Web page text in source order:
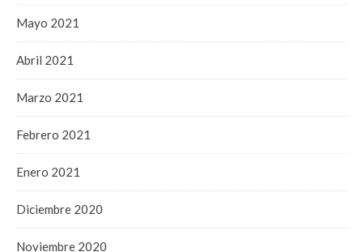
Mayo 2021
Abril 2021
Marzo 2021
Febrero 2021
Enero 2021
Diciembre 2020
Noviembre 2020